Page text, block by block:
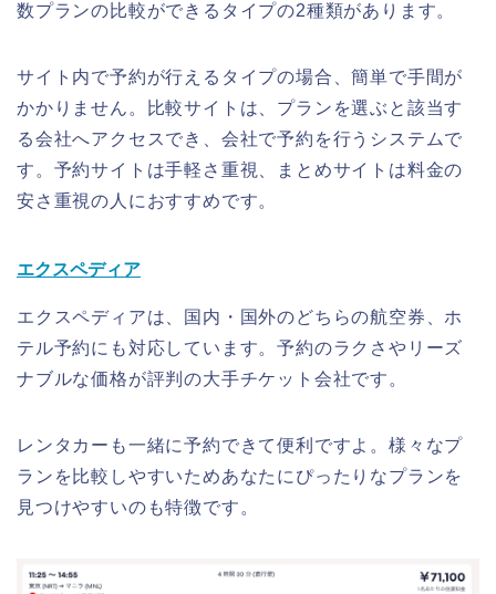
数プランの比較ができるタイプの2種類があります。
サイト内で予約が行えるタイプの場合、簡単で手間が
かかりません。比較サイトは、プランを選ぶと該当す
る会社へアクセスでき、会社で予約を行うシステムで
す。予約サイトは手軽さ重視、まとめサイトは料金の
安さ重視の人におすすめです。
エクスペディア
エクスペディアは、国内・国外のどちらの航空券、ホ
テル予約にも対応しています。予約のラクさやリーズ
ナブルな価格が評判の大手チケット会社です。
レンタカーも一緒に予約できて便利ですよ。様々なプ
ランを比較しやすいためあなたにぴったりなプランを
見つけやすいのも特徴です。